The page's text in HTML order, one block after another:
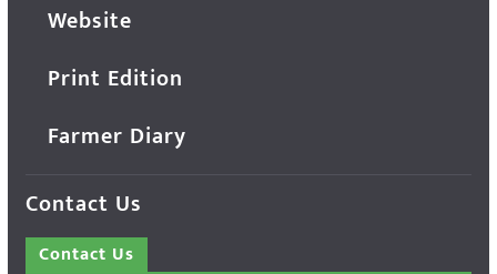
Website
Print Edition
Farmer Diary
Contact Us
Contact Us